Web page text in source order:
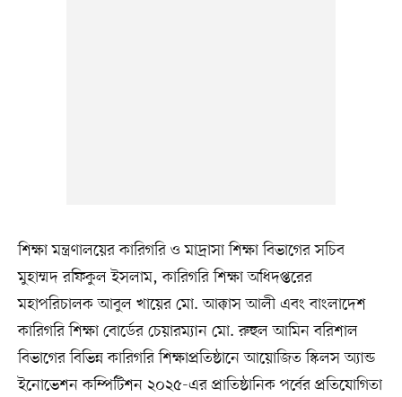
শিক্ষা মন্ত্রণালয়ের কারিগরি ও মাদ্রাসা শিক্ষা বিভাগের সচিব
মুহাম্মদ রফিকুল ইসলাম, কারিগরি শিক্ষা অধিদপ্তরের
মহাপরিচালক আবুল খায়ের মো. আক্কাস আলী এবং বাংলাদেশ
কারিগরি শিক্ষা বোর্ডের চেয়ারম্যান মো. রুহুল আমিন বরিশাল
বিভাগের বিভিন্ন কারিগরি শিক্ষাপ্রতিষ্ঠানে আয়োজিত স্কিলস অ্যান্ড
ইনোভেশন কম্পিটিশন ২০২৫-এর প্রাতিষ্ঠানিক পর্বের প্রতিযোগিতা